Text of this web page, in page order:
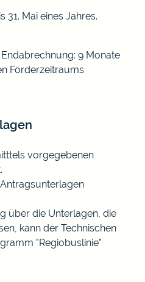
31. Mai eines Jahres.
9 Monate
Förderzeitraums
vorgegebenen
über die Unterlagen, die
kann der Technischen
"Regiobuslinie"